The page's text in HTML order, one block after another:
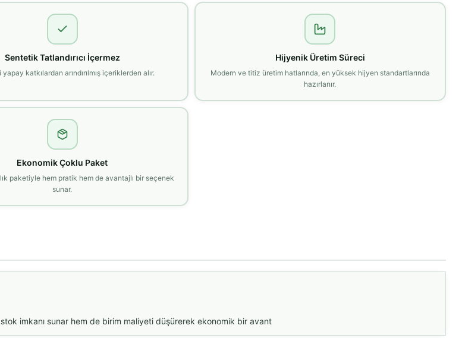
Sentetik Tatlandırıcı İçermez
katkılardan arındırılmış içeriklerden alır.
Hijyenik Üretim Süreci
Modern ve titiz üretim hatlarında, en yüksek hijyen standartlarında
hazırlanır.
Ekonomik Çoklu Paket
paketiyle hem pratik hem de avantajlı bir seçenek
sunar.
imkanı sunar hem de birim maliyeti düşürerek ekonomik bir avant